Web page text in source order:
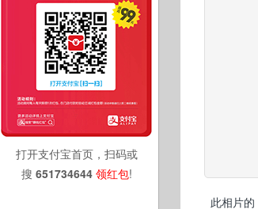
打开支付宝首页，扫码或
搜 651734644 领红包!
此相片的